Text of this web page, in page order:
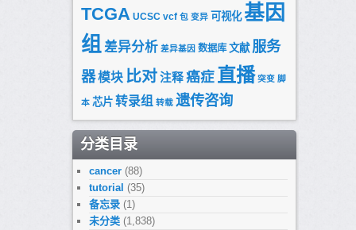
TCGA UCSC vcf 包 变异 可视化 基因
组 差异分析 差异基因 数据库 文献 服务
器模块 比对注释癌症 直播 突变 脚
本 芯片 转录组 转载 遗传咨询
分类目录
cancer(88)
tutorial (35)
备忘录(1)
未分类(1,838)